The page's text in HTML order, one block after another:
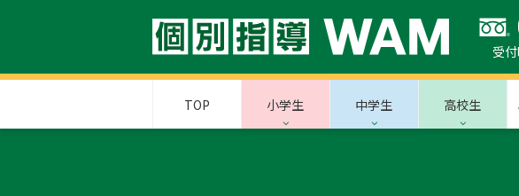
受
TOP 小学生 中学生 高校生